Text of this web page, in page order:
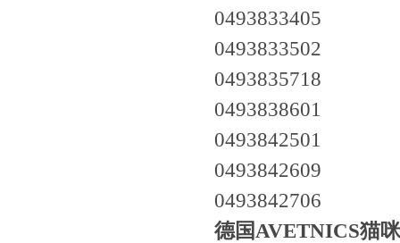
0493833405
0493833502
0493835718
0493838601
0493842501
0493842609
0493842706
德国AVETNICS猫